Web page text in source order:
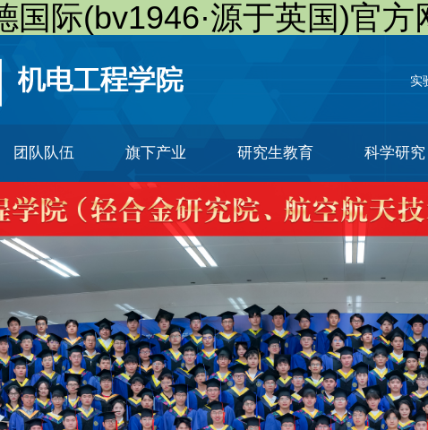
国际(bv1946·源于英国)官
实
团队队伍 旗下产业 研究生教育 科学研究